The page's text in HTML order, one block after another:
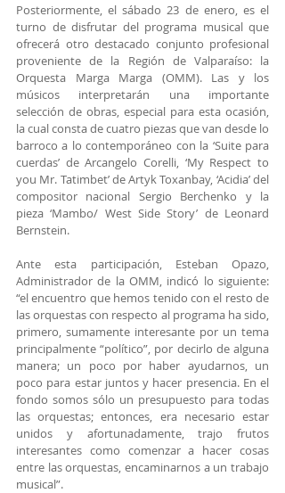
Posteriormente, el sábado 23 de enero, es el
turno de disfrutar del programa musical que
ofrecerá otro destacado conjunto profesional
proveniente de la Región de Valparaíso: la
Orquesta Marga Marga (OMM). Las y los
músicos interpretarán una importante
selección de obras, especial para esta ocasión,
la cual consta de cuatro piezas que van desde lo
barroco a lo contemporáneo con la ‘Suite para
cuerdas’ de Arcangelo Corelli, ‘My Respect to
you Mr. Tatimbet’ de Artyk Toxanbay, ‘Acidia’ del
compositor nacional Sergio Berchenko y la
pieza ‘Mambo/ West Side Story’ de Leonard
Bernstein.
Ante esta participación, Esteban Opazo,
Administrador de la OMM, indicó lo siguiente:
“el encuentro que hemos tenido con el resto de
las orquestas con respecto al programa ha sido,
primero, sumamente interesante por un tema
principalmente “político”, por decirlo de alguna
manera; un poco por haber ayudarnos, un
poco para estar juntos y hacer presencia. En el
fondo somos sólo un presupuesto para todas
las orquestas; entonces, era necesario estar
unidos y afortunadamente, trajo frutos
interesantes como comenzar a hacer cosas
entre las orquestas, encaminarnos a un trabajo
musical”.